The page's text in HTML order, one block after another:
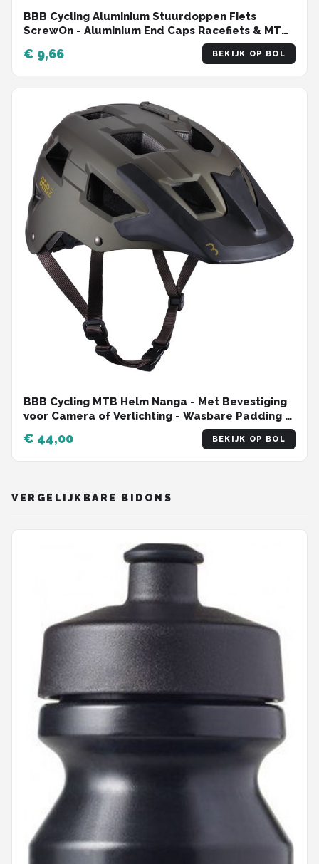
BBB Cycling Aluminium Stuurdoppen Fiets
ScrewOn - Aluminium End Caps Racefiets & MTB
- Voor ⌀ 18 - 22mm Sturen - 2 stuks - Zwart -
BHT-97
€ 9,66 BEKIJK OP BOL
BBB Cycling MTB Helm Nanga - Met Bevestiging
voor Camera of Verlichting - Wasbare Padding -
Fietshelm Volwassenen: Heren & Dames - Mat
Olijf Groen - L - BHE-54
€ 44,00 BEKIJK OP BOL
VERGELIJKBARE BIDONS